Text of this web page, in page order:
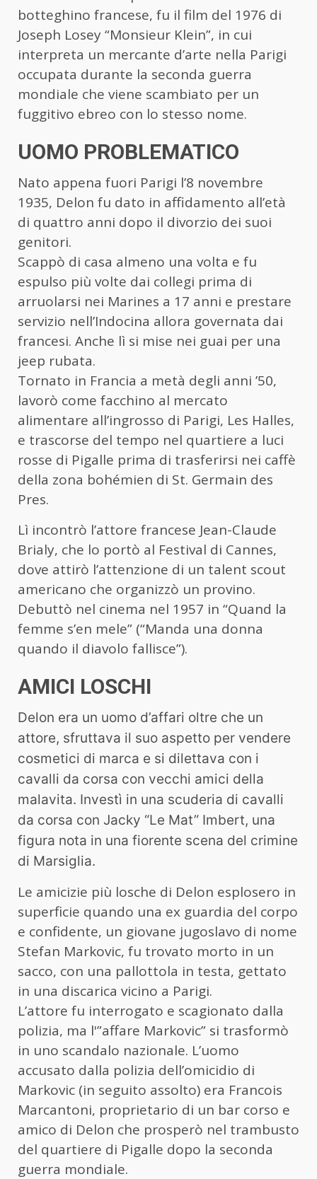
botteghino francese, fu il film del 1976 di
Joseph Losey “Monsieur Klein”, in cui
interpreta un mercante d’arte nella Parigi
occupata durante la seconda guerra
mondiale che viene scambiato per un
fuggitivo ebreo con lo stesso nome.
UOMO PROBLEMATICO
Nato appena fuori Parigi l’8 novembre
1935, Delon fu dato in affidamento all’età
di quattro anni dopo il divorzio dei suoi
genitori.
Scappò di casa almeno una volta e fu
espulso più volte dai collegi prima di
arruolarsi nei Marines a 17 anni e prestare
servizio nell’Indocina allora governata dai
francesi. Anche lì si mise nei guai per una
jeep rubata.
Tornato in Francia a metà degli anni ’50,
lavorò come facchino al mercato
alimentare all’ingrosso di Parigi, Les Halles,
e trascorse del tempo nel quartiere a luci
rosse di Pigalle prima di trasferirsi nei caffè
della zona bohémien di St. Germain des
Pres.
Lì incontrò l’attore francese Jean-Claude
Brialy, che lo portò al Festival di Cannes,
dove attirò l’attenzione di un talent scout
americano che organizzò un provino.
Debuttò nel cinema nel 1957 in “Quand la
femme s’en mele” (“Manda una donna
quando il diavolo fallisce”).
AMICI LOSCHI
Delon era un uomo d’affari oltre che un
attore, sfruttava il suo aspetto per vendere
cosmetici di marca e si dilettava con i
cavalli da corsa con vecchi amici della
malavita. Investì in una scuderia di cavalli
da corsa con Jacky “Le Mat” Imbert, una
figura nota in una fiorente scena del crimine
di Marsiglia.
Le amicizie più losche di Delon esplosero in
superficie quando una ex guardia del corpo
e confidente, un giovane jugoslavo di nome
Stefan Markovic, fu trovato morto in un
sacco, con una pallottola in testa, gettato
in una discarica vicino a Parigi.
L’attore fu interrogato e scagionato dalla
polizia, ma l'”affare Markovic” si trasformò
in uno scandalo nazionale. L’uomo
accusato dalla polizia dell’omicidio di
Markovic (in seguito assolto) era Francois
Marcantoni, proprietario di un bar corso e
amico di Delon che prosperò nel trambusto
del quartiere di Pigalle dopo la seconda
guerra mondiale.